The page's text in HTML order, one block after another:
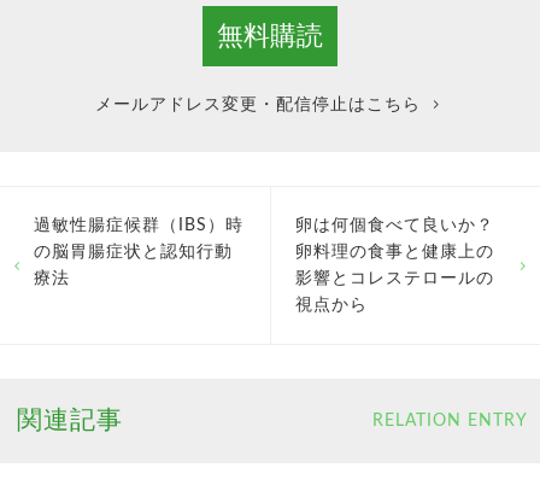
メールアドレス変更・配信停止はこちら
過敏性腸症候群（IBS）時
の脳胃腸症状と認知行動
療法
卵は何個食べて良いか？
卵料理の食事と健康上の
影響とコレステロールの
視点から
関連記事 RELATION ENTRY